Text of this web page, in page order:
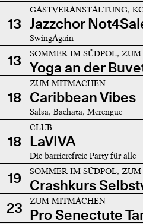
13
GASTVERANSTALTUNG,
Jazzchor
SwingAgain
13 SOMMER IM SÜDPOL,
Yoga an der
18
ZUM MITMACHEN
Caribbean Vibes
Salsa, Bachata, Merengue
18
CLUB
LaVIVA
Die barrierefreie Party für alle
19 SOMMER IM SÜDPOL,
Crashkurs
23
ZUM MITMACHEN
Pro Senectute